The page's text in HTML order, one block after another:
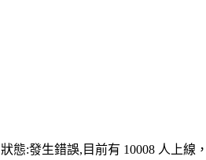
狀態:發生錯誤,目前有 10008 人上線